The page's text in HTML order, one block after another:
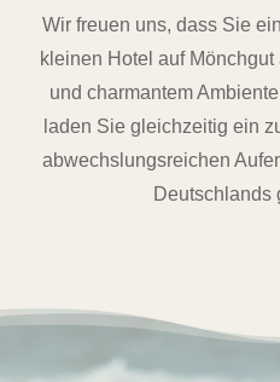
Wir freuen uns, dass Sie
kleinen Hotel auf
und charmantem
laden Sie gleichzeitig ein
abwechslungsreichen
Deutschlands